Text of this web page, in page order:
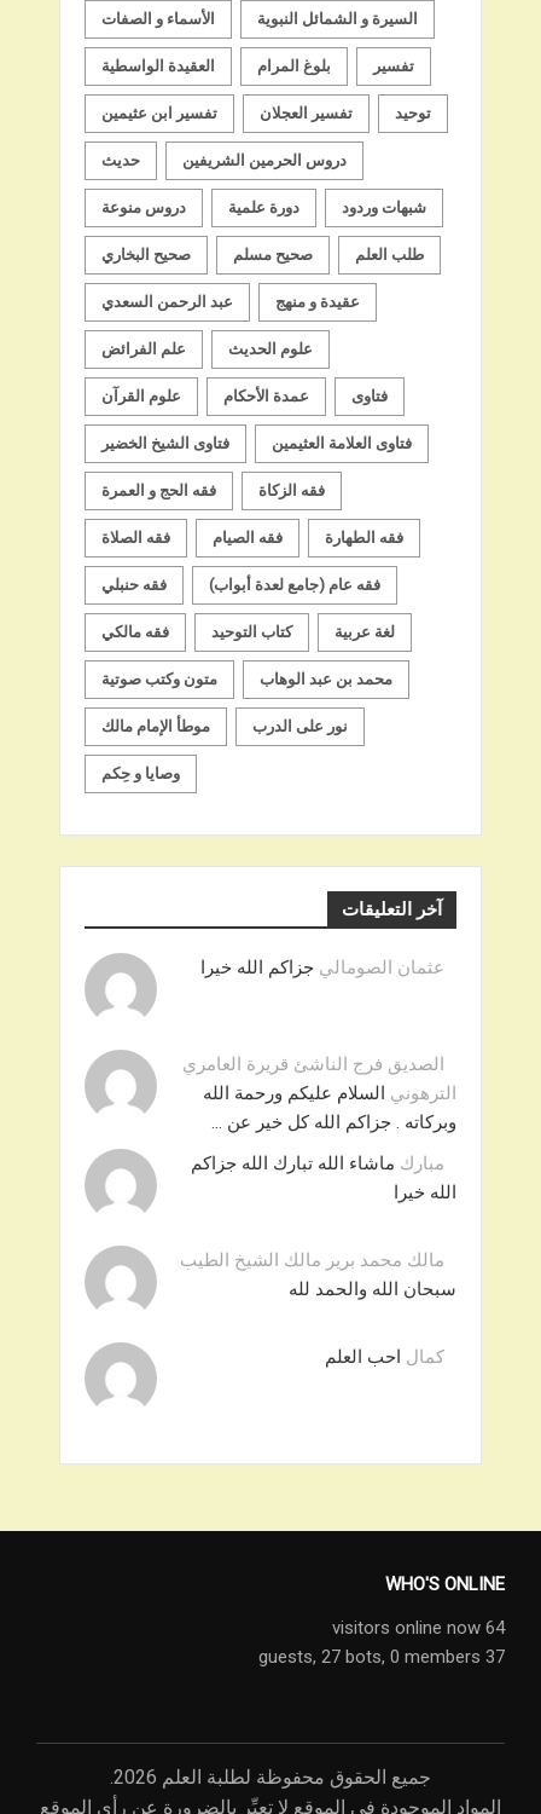
الأسماء و الصفات السيرة و الشمائل النبوية
العقيدة الواسطية بلوغ المرام تفسير
تفسير ابن عثيمين تفسير العجلان توحيد
حديث دروس الحرمين الشريفين
دروس منوعة دورة علمية شبهات وردود
صحيح البخاري صحيح مسلم طلب العلم
عبد الرحمن السعدي عقيدة و منهج
علم الفرائض علوم الحديث
علوم القرآن عمدة الأحكام فتاوى
فتاوى الشيخ الخضير فتاوى العلامة العثيمين
فقه الحج و العمرة فقه الزكاة
فقه الصلاة فقه الصيام فقه الطهارة
فقه حنبلي فقه عام (جامع لعدة أبواب)
فقه مالكي كتاب التوحيد لغة عربية
متون وكتب صوتية محمد بن عبد الوهاب
موطأ الإمام مالك نور على الدرب
وصايا و حِكم
آخر التعليقات
عثمان الصومالي جزاكم الله خيرا
الصديق فرج الناشئ قريرة العامري
الترهوني السلام عليكم ورحمة الله
وبركاته . جزاكم الله كل خير عن …
مبارك ماشاء الله تبارك الله جزاكم
الله خيرا
مالك محمد برير مالك الشيخ الطيب
سبحان الله والحمد لله
كمال احب العلم
WHO'S ONLINE
64 visitors online now
37 guests,
27 bots, 0 members
جميع الحقوق محفوظة لطلبة العلم 2026.
المواد الموجودة في الموقع لا تعبِّر بالضرورة عن رأي الموقع